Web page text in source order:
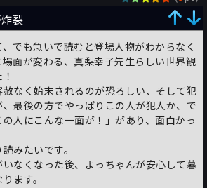
裂
でも急いで読むと登場人物がわからなく
面が変わる、真梨幸子先生らしい世界観
なく始末されるのが恐ろしい、そして犯
最後の方でやっぱりこの人が犯人か、で
人にこんな一面が！」があり、面白かっ
みたいです。
なくなった後、よっちゃんが安心して暮
ます。